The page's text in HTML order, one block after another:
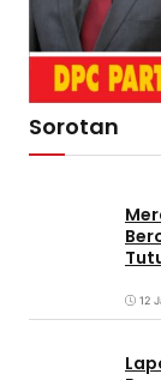
Sorotan
12